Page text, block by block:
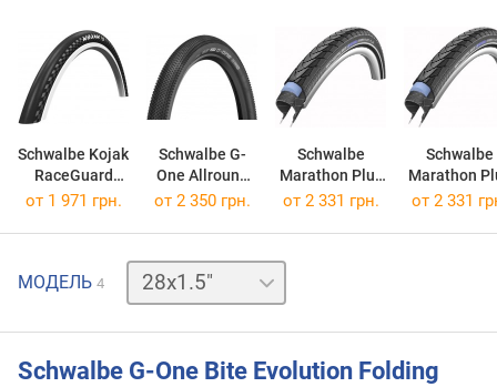
Schwalbe Kojak
RaceGuard
Folding
Schwalbe G-
One Allround
Performance
Schwalbe
Marathon Plus
SmartGuard
28x1.25
Schwalbe
Marathon
28x1.5
от 1 971 грн. от 2 350 грн. от 2 331 грн. от 2 331
МОДЕЛЬ 4
27.5x2.0"
28x1.7"
Schwalbe G-One Bite Evolution Folding